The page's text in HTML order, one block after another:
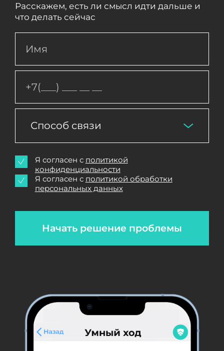
Расскажем, есть ли смысл идти дальше и
что делать сейчас
Способ связи
Начать решение проблемы
Я согласен с политикой
конфиденциальности
Я согласен с политикой обработки
персональных данных